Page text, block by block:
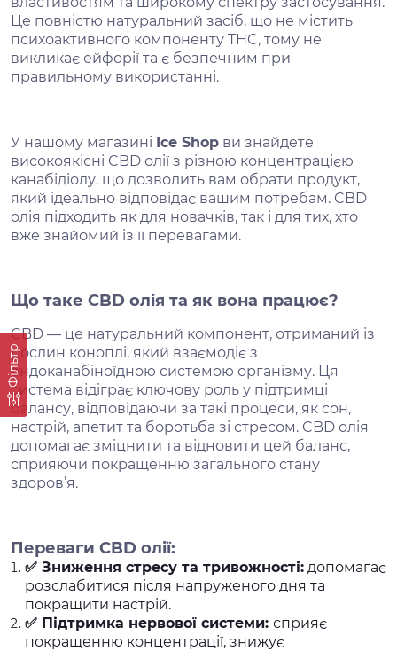
Фільтр
Це повністю натуральний засіб, що не містить
психоактивного компоненту THC, тому не
викликає ейфорії та є безпечним при
правильному використанні.
У нашому магазині Ice Shop ви знайдете
високоякісні CBD олії з різною концентрацією
канабідіолу, що дозволить вам обрати продукт,
який ідеально відповідає вашим потребам. CBD
олія підходить як для новачків, так і для тих, хто
вже знайомий із її перевагами.
Що таке CBD олія та як вона працює?
CBD — це натуральний компонент, отриманий із
рослин коноплі, який взаємодіє з
ендоканабіноїдною системою організму. Ця
система відіграє ключову роль у підтримці
балансу, відповідаючи за такі процеси, як сон,
настрій, апетит та боротьба зі стресом. CBD олія
допомагає зміцнити та відновити цей баланс,
сприяючи покращенню загального стану
здоров’я.
Переваги CBD олії:
✅ Зниження стресу та тривожності: допомагає
розслабитися після напруженого дня та
покращити настрій.
✅ Підтримка нервової системи: сприяє
покращенню концентрації, знижує